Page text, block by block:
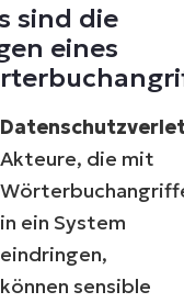
sind die
eines
Akteure, die mit
in ein System
eindringen,
können sensible